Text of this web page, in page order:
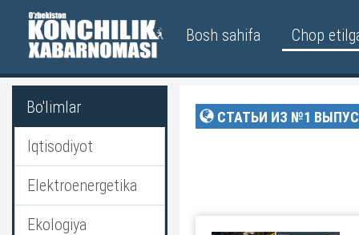
Bosh sahifa Chop
Bo'limlar
Iqtisodiyot
Elektroenergetika
Ekologiya
СТАТЬИ ИЗ №1